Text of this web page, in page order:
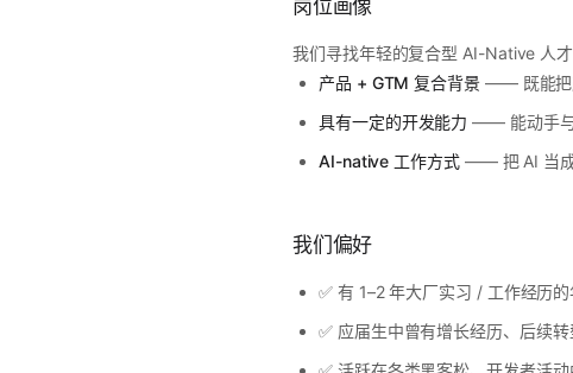
岗位画像
我们寻找年轻的复合型 AI-Native 人
产品 + GTM 复合背景—— 既能把
具有一定的开发能力 —— 能动手与
AI-native 工作方式—— 把 AI 当成
我们偏好
✅ 有 1–2 年大厂实习 / 工作经历的
✅ 应届生中曾有增长经历、后续